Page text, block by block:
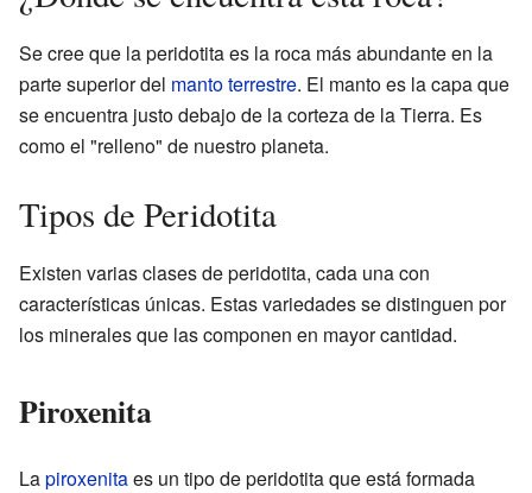
Se cree que la peridotita es la roca más abundante en la
parte superior del manto terrestre. El manto es la capa que
se encuentra justo debajo de la corteza de la Tierra. Es
como el "relleno" de nuestro planeta.
Tipos de Peridotita
Existen varias clases de peridotita, cada una con
características únicas. Estas variedades se distinguen por
los minerales que las componen en mayor cantidad.
Piroxenita
Lapiroxenitaes un tipo de peridotita que está formada